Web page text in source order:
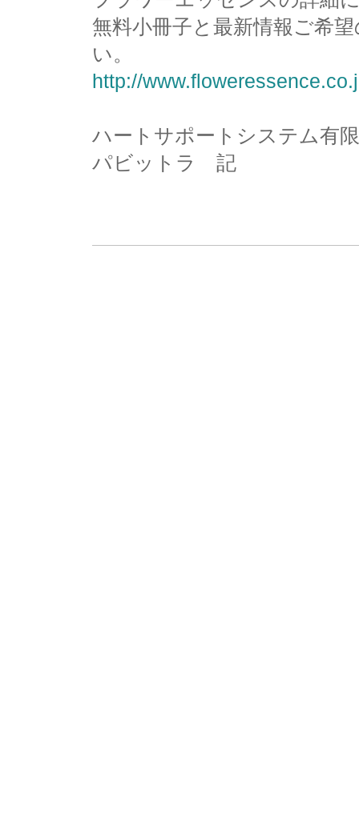
無料小冊子と最新情報ご希
い。
http://
ハートサポートシステム有
パビットラ 記